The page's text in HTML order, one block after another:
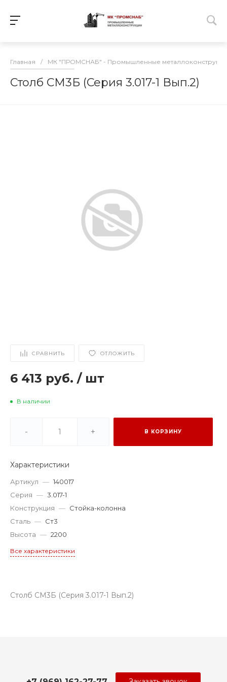
Главная / МК "ПРОМСНАБ" - Промышленные
Столб СМ3Б (Серия 3.017-1 Вып.2)
СРАВНИТЬ ОТЛОЖИТЬ
6 413 руб. / шт
В наличии
- + В КОРЗИНУ
Характеристики
Артикул — 140017
Серия — 3.017-1
Конструкция — Стойка-колонна
Сталь — Ст3
Высота — 2200
Все характеристики
Столб СМ3Б (Серия 3.017-1 Вып.2)